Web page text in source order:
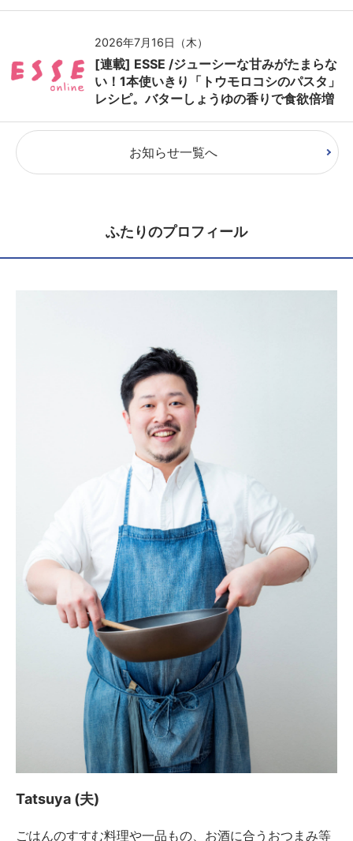
2026年7月16日（木）
[連載] ESSE /ジューシーな甘みがたまらな
い！1本使いきり「トウモロコシのパスタ」
レシピ。バターしょうゆの香りで食欲倍増
お知らせ一覧へ
ふたりのプロフィール
Tatsuya (夫)
ごはんのすすむ料理や一品もの、お酒に合うおつまみ等